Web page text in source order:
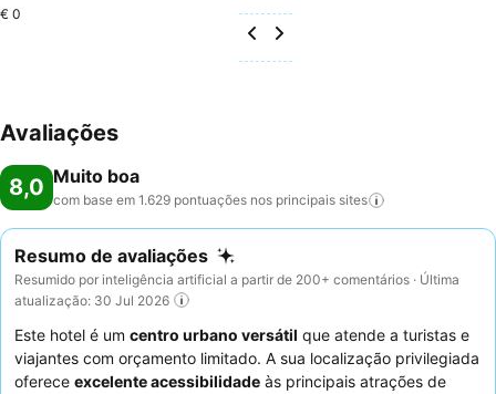
€ 0
Avaliações
8,0 Muito boa
com base em 1.629 pontuações nos principais sites
Resumo de avaliações
Resumido por inteligência artificial a partir de 200+ comentários · Última
atualização: 30 Jul 2026
Este hotel é um centro urbano versátil que atende a turistas e
viajantes com orçamento limitado. A sua localização privilegiada
oferece excelente acessibilidade às principais atrações de